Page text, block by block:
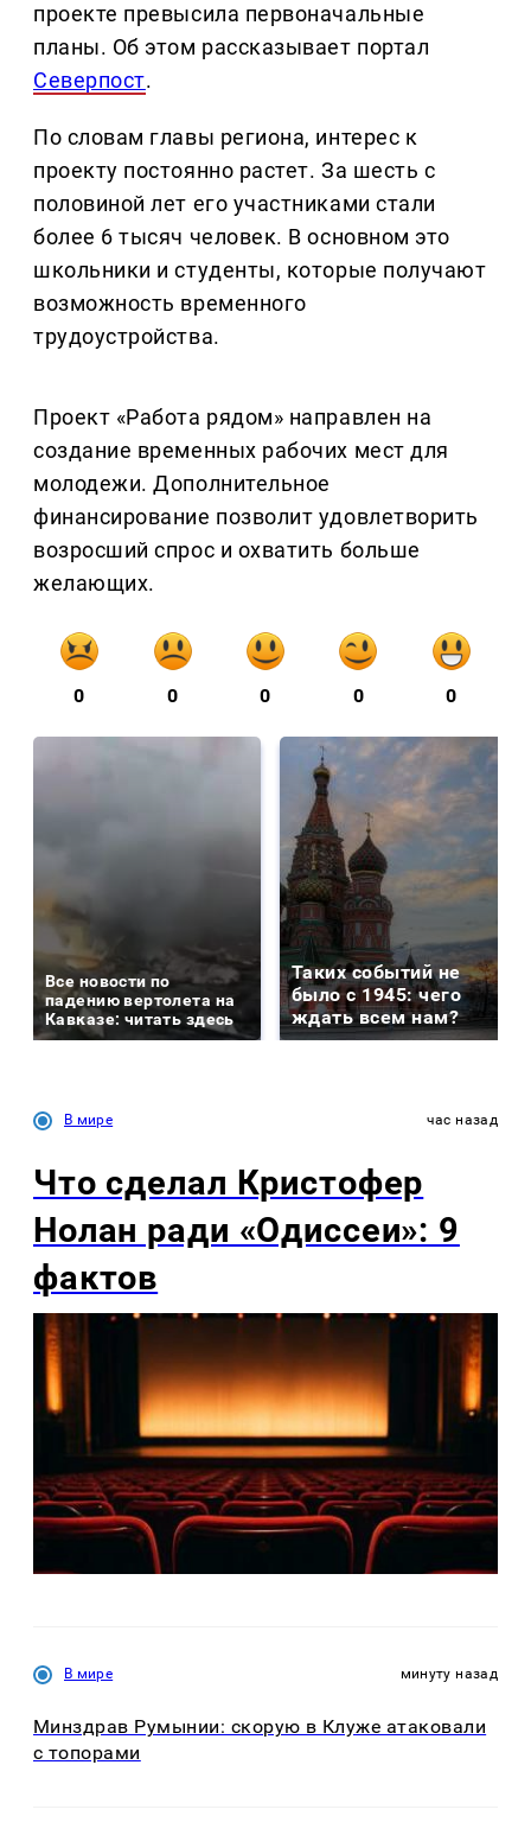
проекте превысила первоначальные
планы. Об этом рассказывает портал
Северпост.
По словам главы региона, интерес к
проекту постоянно растет. За шесть с
половиной лет его участниками стали
более 6 тысяч человек. В основном это
школьники и студенты, которые получают
возможность временного
трудоустройства.
Проект «Работа рядом» направлен на
создание временных рабочих мест для
молодежи. Дополнительное
финансирование позволит удовлетворить
возросший спрос и охватить больше
желающих.
0 0 0 0 0
Все новости по
падению вертолета на
Кавказе: читать здесь
Таких событий не
было с 1945: чего
ждать всем нам?
В мире час назад
Что сделал Кристофер
Нолан ради «Одиссеи»: 9
фактов
В мире минуту назад
Минздрав Румынии: скорую в Клуже атаковали
с топорами